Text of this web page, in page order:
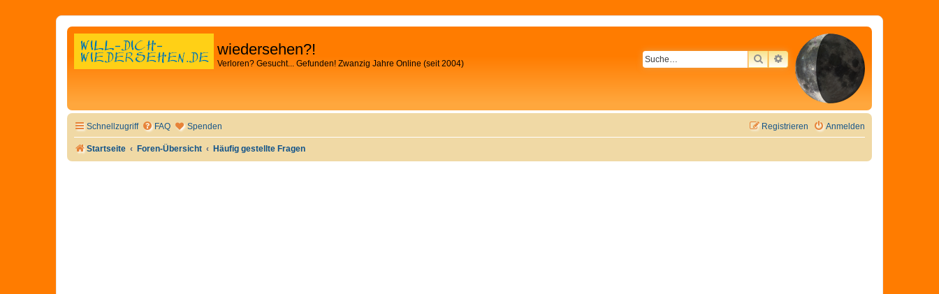
wiedersehen?!
Verloren? Gesucht... Gefunden! Zwanzig Jahre Online (seit 2004) SUCHEERWEITERTE SUCHE
Schnellzugriff FAQ Spenden Anmelden
Registrieren
Startseite Foren-Übersicht Häufig gestellte Fragen